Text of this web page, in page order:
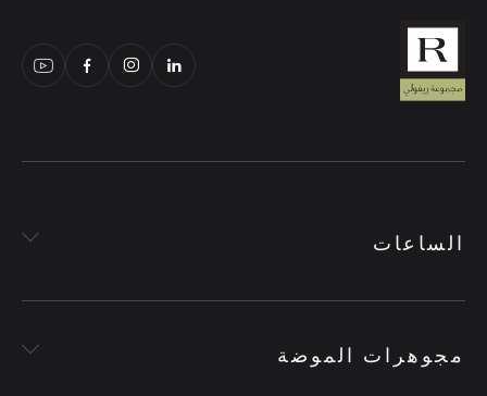
الساعات
مجوهرات الموضة